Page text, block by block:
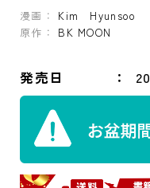
漫画： Kim Hyunsoo
原作：
BK MOON
発売日